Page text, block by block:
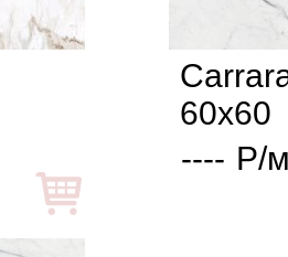
60x60
---- Р/